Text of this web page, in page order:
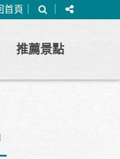
首頁
尋
分
享
推薦景點